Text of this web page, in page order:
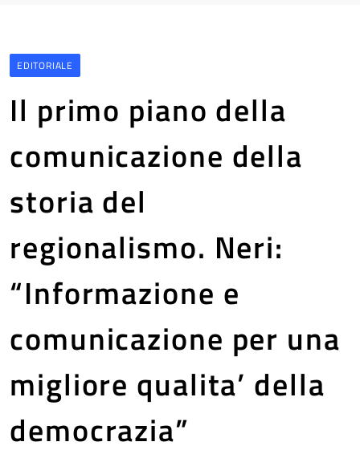
EDITORIALE
Il primo piano della
comunicazione della
storia del
regionalismo. Neri:
“Informazione e
comunicazione per una
migliore qualita’ della
democrazia”